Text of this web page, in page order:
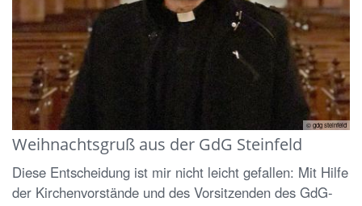
© gdg steinfeld
Weihnachtsgruß aus der GdG Steinfeld
Diese Entscheidung ist mir nicht leicht gefallen: Mit Hilfe
der Kirchenvorstände und des Vorsitzenden des GdG-